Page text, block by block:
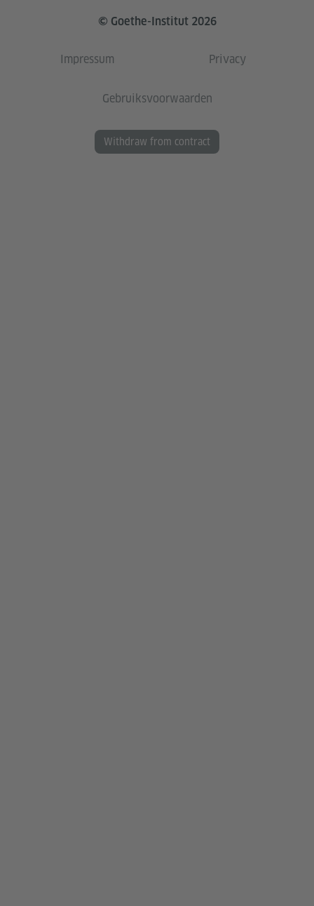
© Goethe-Institut 2026
Impressum Privacy
Gebruiksvoorwaarden
Withdraw from contract